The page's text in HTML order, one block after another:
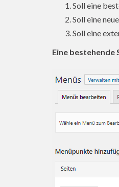
Soll eine
Soll eine
Soll eine
Eine bestehende